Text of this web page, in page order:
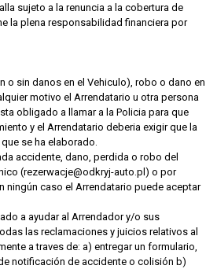
sujeto a la renuncia a la cobertura de
la plena responsabilidad financiera por
o sin danos en el Vehiculo), robo o dano en
motivo el Arrendatario u otra persona
obligado a llamar a la Policia para que
y el Arrendatario deberia exigir que la
se ha elaborado.
accidente, dano, perdida o robo del
(rezerwacje@odkryj-auto.pl) o por
ningún caso el Arrendatario puede aceptar
a ayudar al Arrendador y/o sus
las reclamaciones y juicios relativos al
a traves de: a) entregar un formulario,
notificación de accidente o colisión b)